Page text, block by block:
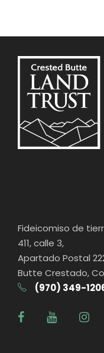
Fideicomiso de
411, calle 3,
Apartado Postal
Butte Crestado,
(970) 349-